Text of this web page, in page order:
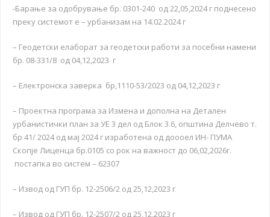
-Барање за одобрување бр. 0301-240 од 22,05,2024 г поднесено
преку системот е – урбанизам на 14.02.2024 г
– Геодетски елаборат за геодетски работи за посебни намени
бр. 08-331/8 од 04,12,2023 г
– Електронска заверка бр,1110-53/2023 од 04,12,2023 г
– Проектна програма за Измена и дополна на Детален
урбанистички план за УЕ 3 дел од Блок 3.6, општина Делчево т.
бр 41/ 2024 од мај 2024 г изработена од доооел ИН- ПУМА
Скопје Лиценца бр.0105 со рок на важност до 06,02,2026г.
постапка во систем – 62307
– Извод од ГУП бр. 12-2506/2 од 25,12,2023 г
– Извод од ГУП бр. 12-2507/2 од 25,12,2023 г